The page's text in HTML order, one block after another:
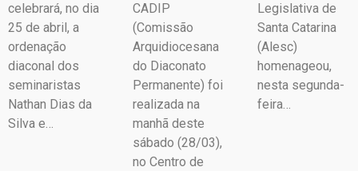
celebrará, no dia
25 de abril, a
ordenação
diaconal dos
seminaristas
Nathan Dias da
Silva e…
CADIP
(Comissão
Arquidiocesana
do Diaconato
Permanente) foi
realizada na
manhã deste
sábado (28/03),
no Centro de
Legislativa de
Santa Catarina
(Alesc)
homenageou,
nesta segunda-
feira…